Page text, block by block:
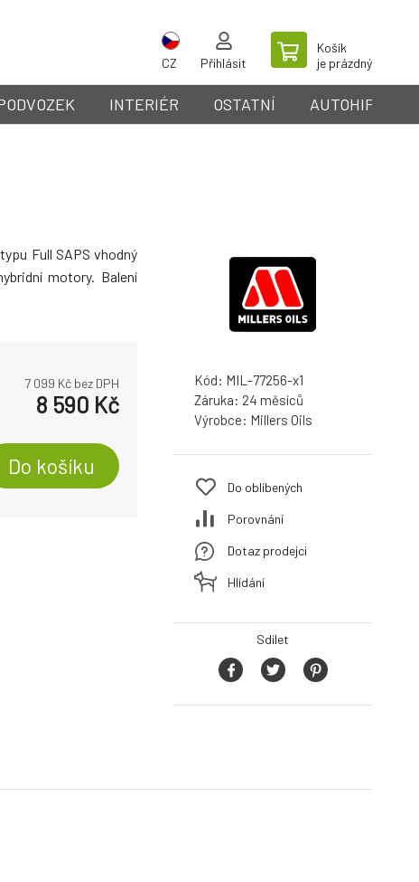
CZ Přihlásit
Košík
je prázdný
INTERIÉR OSTATNÍ AUTOHIFI
Full SAPS vhodný
motory. Balení
7 099 Kč bez DPH
8 590 Kč
Do košíku
Kód: MIL-77256-x1
Záruka: 24
Výrobce: Millers Oils
Do oblíbených
Porovnání
Dotaz prodejci
Hlídání
Sdílet